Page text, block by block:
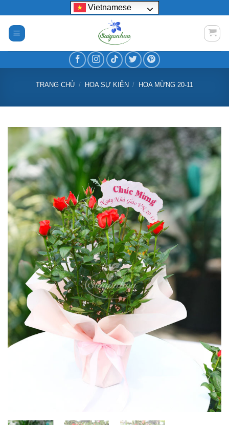
nội
dung
Vietnamese
TRANG CHỦ / HOA SỰ KIỆN / HOA MỪNG 20-11